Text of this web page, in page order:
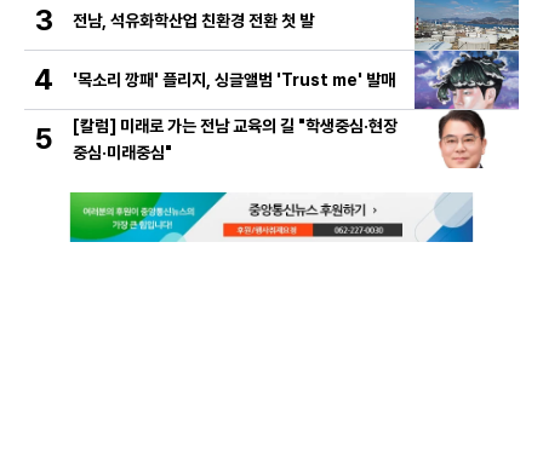
3 전남, 석유화학산업 친환경 전환 첫 발
4 '목소리 깡패' 플리지, 싱글앨범 'Trust me' 발매
5
[칼럼] 미래로 가는 전남 교육의 길 "학생중심·현장
중심·미래중심"